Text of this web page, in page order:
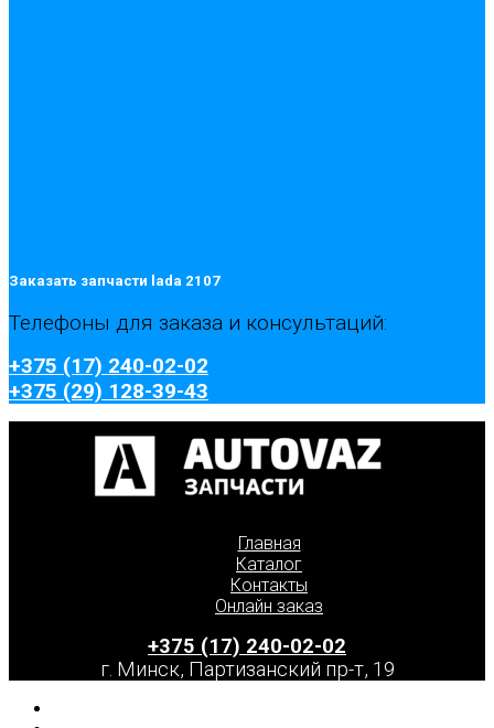
Заказать запчасти lada 2107
Телефоны для заказа и консультаций:
+375 (17) 240-02-02
+375 (29) 128-39-43
Главная
Каталог
Контакты
Онлайн заказ
+375 (17) 240-02-02
г. Минск, Партизанский пр-т, 19